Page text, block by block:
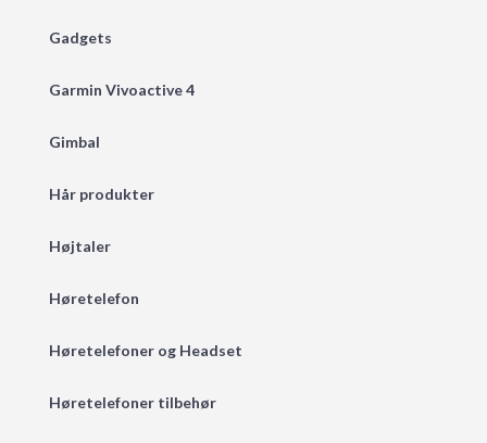
Gadgets
Garmin Vivoactive 4
Gimbal
Hår produkter
Højtaler
Høretelefon
Høretelefoner og Headset
Høretelefoner tilbehør